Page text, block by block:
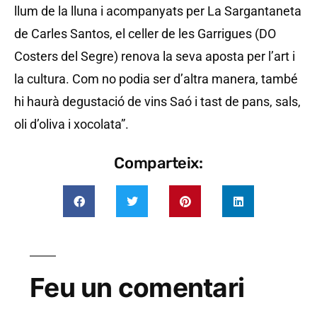
llum de la lluna i acompanyats per La Sargantaneta
de Carles Santos, el celler de les Garrigues (DO
Costers del Segre) renova la seva aposta per l’art i
la cultura. Com no podia ser d’altra manera, també
hi haurà degustació de vins Saó i tast de pans, sals,
oli d’oliva i xocolata”.
Comparteix:
Feu un comentari